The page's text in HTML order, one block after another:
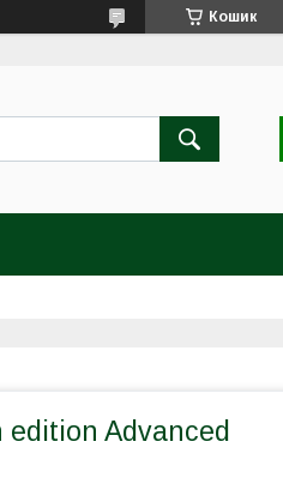
Кошик
Advanced